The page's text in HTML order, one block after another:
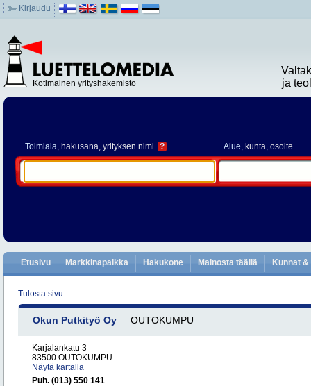
Kirjaudu
Kotimainen yrityshakemisto
ja
Toimiala, hakusana, yrityksen nimi ? Alue, kunta, osoite
Etusivu Markkinapaikka Hakukone Mainosta täällä Kunnat
Tulosta sivu
Okun Putkityö Oy OUTOKUMPU
Karjalankatu 3
83500 OUTOKUMPU
Näytä kartalla
Puh. (013) 550 141